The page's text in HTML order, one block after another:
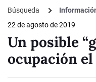
Búsqueda
22 de agosto de 2019
Un posible
ocupación